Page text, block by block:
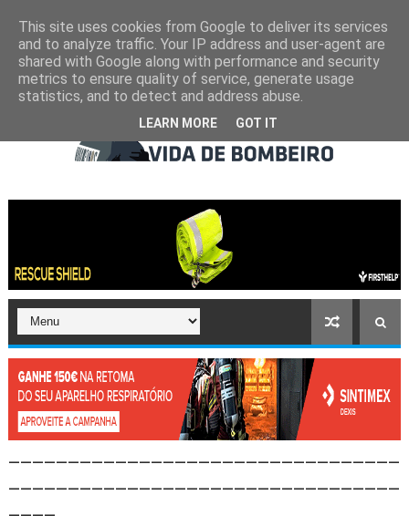
This site uses cookies from Google to deliver its services
and to analyze traffic. Your IP address and user-agent are
shared with Google along with performance and security
metrics to ensure quality of service, generate usage
statistics, and to detect and address abuse.
LEARN MORE GOT IT